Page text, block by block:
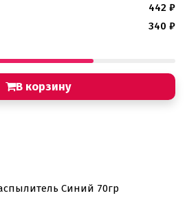
442 ₽
340 ₽
В корзину